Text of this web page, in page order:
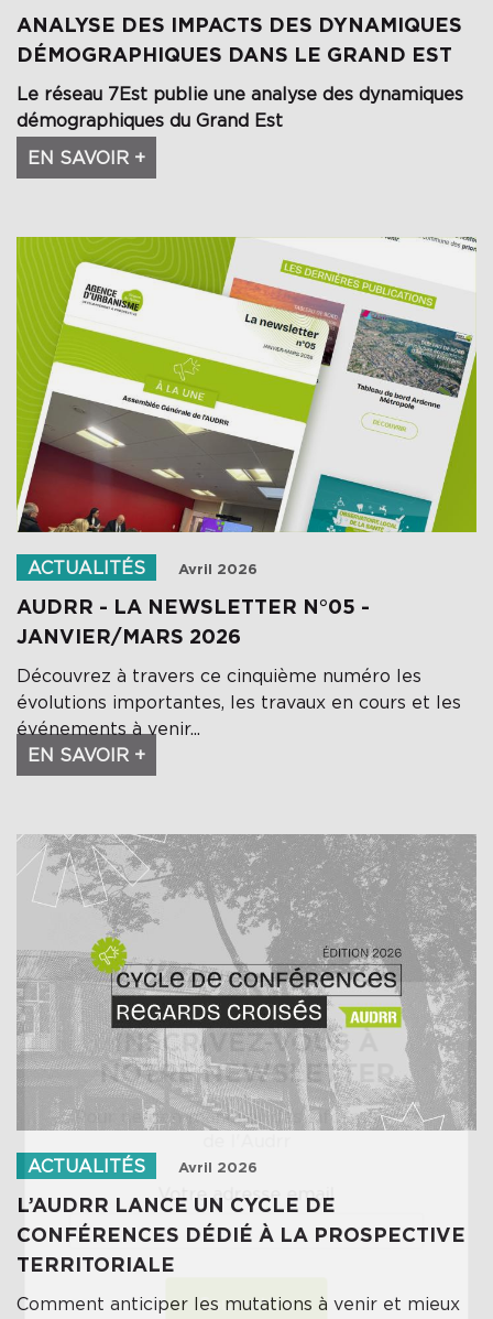
ANALYSE DES IMPACTS DES DYNAMIQUES
DÉMOGRAPHIQUES DANS LE GRAND EST
Le réseau 7Est publie une analyse des dynamiques
démographiques du Grand Est
EN SAVOIR +
ACTUALITÉS Avril 2026
AUDRR - LA NEWSLETTER N°05 -
JANVIER/MARS 2026
Découvrez à travers ce cinquième numéro les
évolutions importantes, les travaux en cours et les
événements à venir...
EN SAVOIR +
ACTUALITÉS Avril 2026
L’AUDRR LANCE UN CYCLE DE
CONFÉRENCES DÉDIÉ À LA PROSPECTIVE
TERRITORIALE
Comment anticiper les mutations à venir et mieux
×
INSCRIVEZ-VOUS À
NOTRE NEWSLETTER
Pour ne rien manquer des informations
Votre adresse email
Soumettre